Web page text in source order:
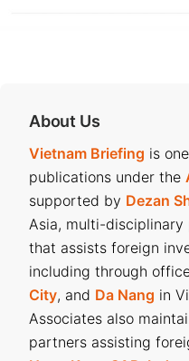
About Us
Vietnam Briefing is
publications under the
supported by Dezan
Asia, multi-disciplinary
that assists foreign
including through
City, and Da Nang in
Associates also
partners assisting